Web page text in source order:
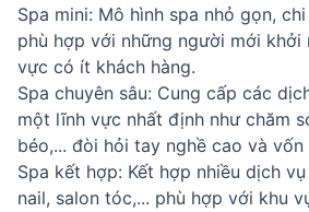
Spa mini: Mô hình spa nhỏ gọn,
phù hợp với những người mới khởi
vực có ít khách hàng.
Spa chuyên sâu: Cung cấp các
một lĩnh vực nhất định như chăm
béo,... đòi hỏi tay nghề cao và
Spa kết hợp: Kết hợp nhiều dịch
nail, salon tóc,... phù hợp với khu